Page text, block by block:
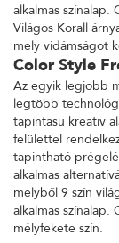
alkalmas
Világos Korall
mely vidámságot
Color Style
Az egyik legjobb
legtöbb
tapintású kreatív
felülettel
tapintható
alkalmas
melyből 9 szín
alkalmas
mélyfekete szín.